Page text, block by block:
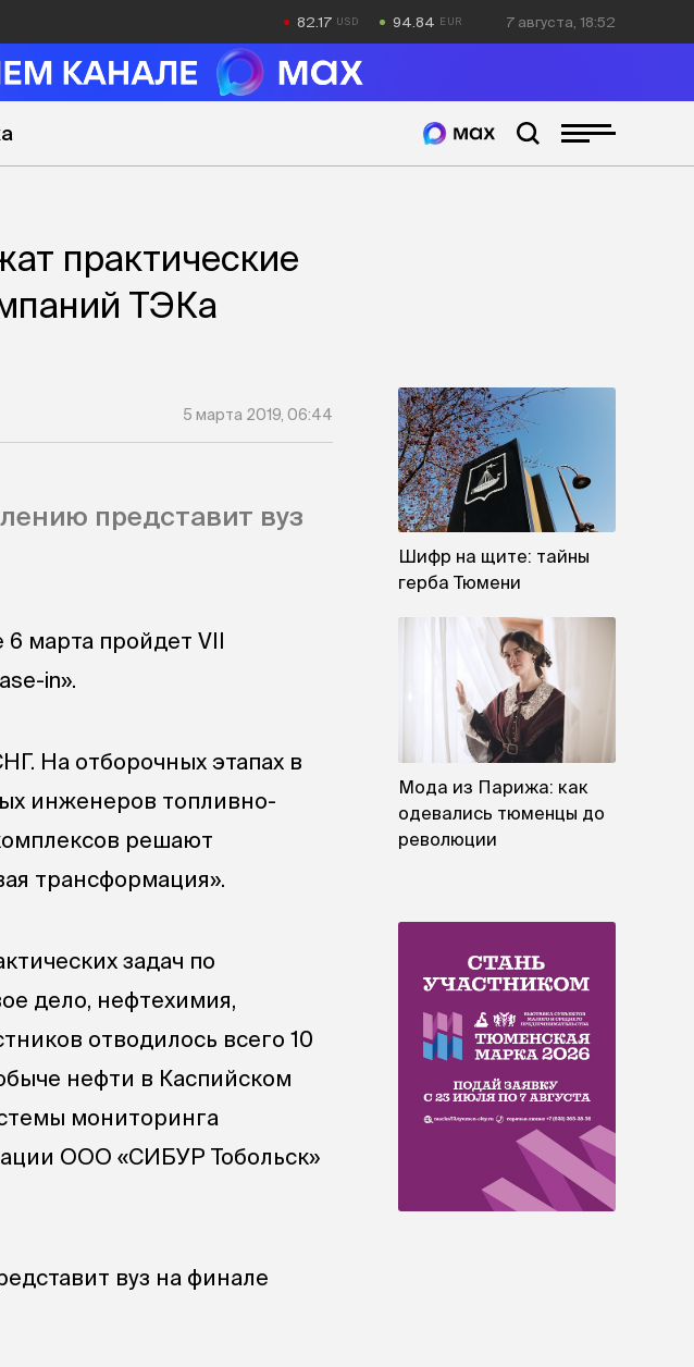
82.17 94.84 7 августа, 18:52
практические
ТЭКа
5 марта 2019, 06:44
представит вуз
марта пройдет VII
in».
На отборочных этапах в
инженеров топливно-
решают
трансформация».
задач по
дело, нефтехимия,
отводилось всего 10
нефти в Каспийском
мониторинга
ООО «СИБУР Тобольск»
вуз на финале
Шифр на щите: тайны
герба Тюмени
Мода из Парижа: как
одевались тюменцы до
революции